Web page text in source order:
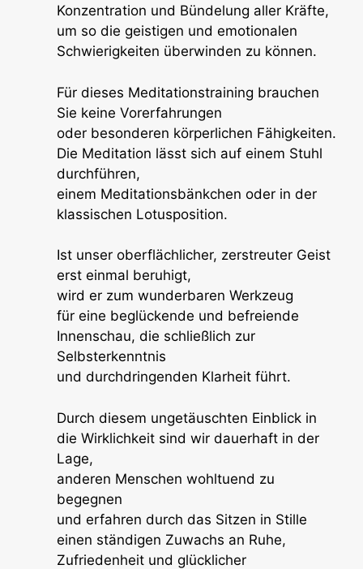
Konzentration und Bündelung aller Kräfte,
um so die geistigen und emotionalen
Schwierigkeiten überwinden zu können.
Für dieses Meditationstraining brauchen
Sie keine Vorerfahrungen
oder besonderen körperlichen Fähigkeiten.
Die Meditation lässt sich auf einem Stuhl
durchführen,
einem Meditationsbänkchen oder in der
klassischen Lotusposition.
Ist unser oberflächlicher, zerstreuter Geist
erst einmal beruhigt,
wird er zum wunderbaren Werkzeug
für eine beglückende und befreiende
Innenschau, die schließlich zur
Selbsterkenntnis
und durchdringenden Klarheit führt.
Durch diesem ungetäuschten Einblick in
die Wirklichkeit sind wir dauerhaft in der
Lage,
anderen Menschen wohltuend zu
begegnen
und erfahren durch das Sitzen in Stille
einen ständigen Zuwachs an Ruhe,
Zufriedenheit und glücklicher